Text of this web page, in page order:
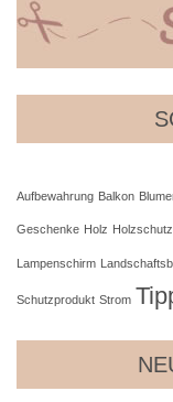
Aufbewahrung Balkon
Geschenke Holz Holzschutz
Lampenschirm
Schutzprodukt Strom